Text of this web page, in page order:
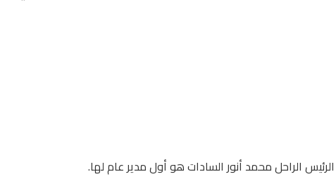
الراحل محمد أنور السادات هو أول مدير عام لها.